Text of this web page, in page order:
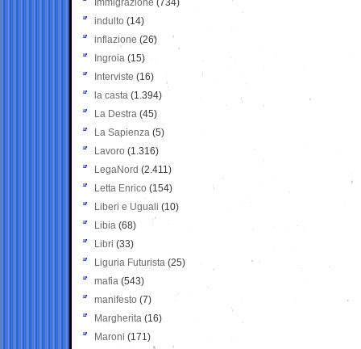
Immigrazione (734)
indulto (14)
inflazione (26)
Ingroia (15)
Interviste (16)
la casta (1.394)
La Destra (45)
La Sapienza (5)
Lavoro (1.316)
LegaNord (2.411)
Letta Enrico (154)
Liberi e Uguali (10)
Libia (68)
Libri (33)
Liguria Futurista (25)
mafia (543)
manifesto (7)
Margherita (16)
Maroni (171)